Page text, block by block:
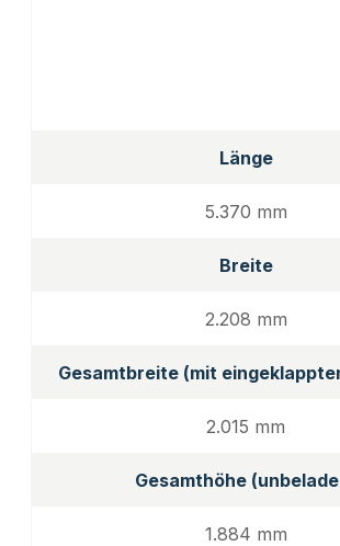
Länge
5.370 mm
Breite
2.208 mm
Gesamtbreite (mit
2.015 mm
Gesamthöhe
1.884 mm